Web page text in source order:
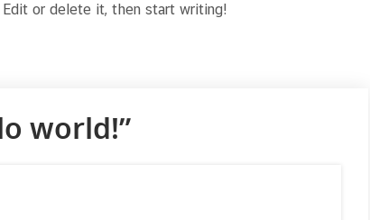
or delete it, then start writing!
world!”